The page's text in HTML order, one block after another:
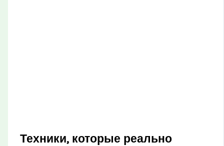
Техники, которые реально